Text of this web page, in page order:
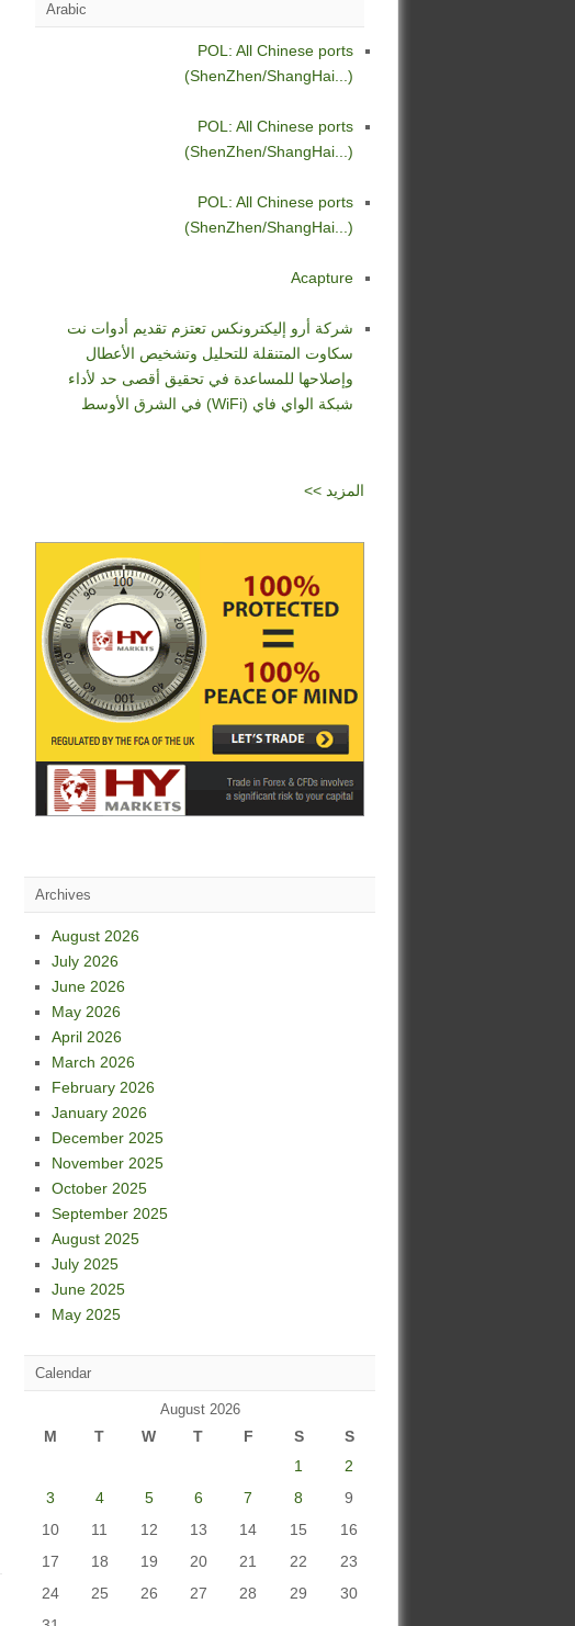
Arabic
POL: All Chinese ports
(ShenZhen/ShangHai...)
POL: All Chinese ports
(ShenZhen/ShangHai...)
POL: All Chinese ports
(ShenZhen/ShangHai...)
Acapture
شركة أرو إليكترونكس تعتزم تقديم أدوات نت
سكاوت المتنقلة للتحليل وتشخيص الأعطال
وإصلاحها للمساعدة في تحقيق أقصى حد لأداء
شبكة الواي فاي (WiFi) في الشرق الأوسط
<< المزيد
Archives
August 2026
July 2026
June 2026
May 2026
April 2026
March 2026
February 2026
January 2026
December 2025
November 2025
October 2025
September 2025
August 2025
July 2025
June 2025
May 2025
Calendar
August 2026
M T W T F S
S
1
2
3
4 5 6 7 8
9
10
11 12 13 14 15
16
17
18 19 20 21 22
23
24
25 26 27 28 29
30